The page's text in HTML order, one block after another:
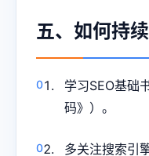
五、如何持续
学习SEO基础
码》）。
多关注搜索引